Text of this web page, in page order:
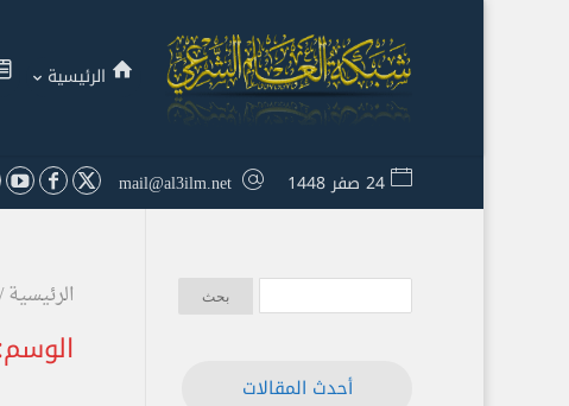
الرئيسية
24 صفر 1448 mail@al3ilm.net
الرئيسية/
أحدث المقالات